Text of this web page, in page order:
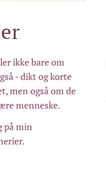
ikke bare om
- dikt og korte
men også om de
menneske.
på min